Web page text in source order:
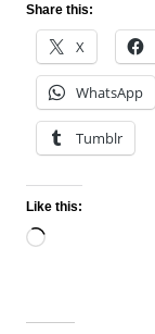
Share this:
X
WhatsApp
Tumblr
Like this:
Loading…